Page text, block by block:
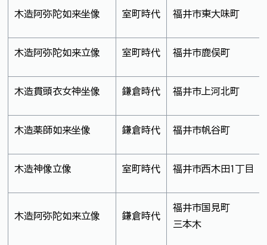
木造阿弥陀如来坐像 室町時代 福井市東大味町
木造阿弥陀如来立像 室町時代 福井市鹿俣町
木造貫頭衣女神坐像 鎌倉時代 福井市上河北町
木造薬師如来坐像 鎌倉時代 福井市帆谷町
木造神像立像 室町時代 福井市西木田1丁目
木造阿弥陀如来立像 鎌倉時代
福井市国見町
三本木